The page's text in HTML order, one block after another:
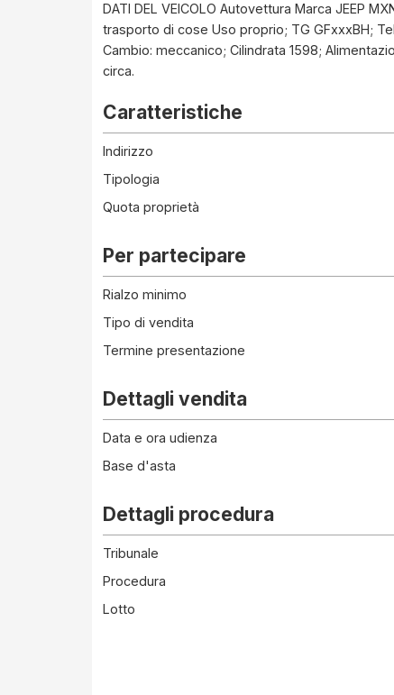
DATI DEL VEICOLO Autovettura Marca JEEP
trasporto di cose Uso proprio; TG GFxxxBH;
Cambio: meccanico; Cilindrata 1598;
circa.
Caratteristiche
Indirizzo
Tipologia
Quota proprietà
Per partecipare
Rialzo minimo
Tipo di vendita
Termine presentazione
Dettagli vendita
Data e ora udienza
Base d'asta
Dettagli procedura
Tribunale
Procedura
Lotto